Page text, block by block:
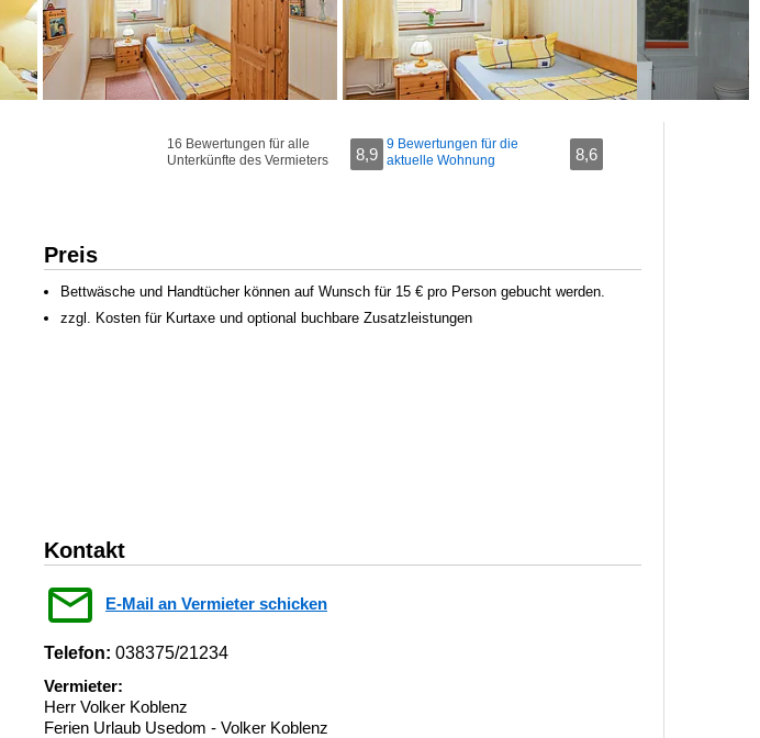
16 Bewertungen für alle
Unterkünfte des Vermieters
8,9
9 Bewertungen für die
aktuelle Wohnung
8,6
Preis
Bettwäsche und Handtücher können auf Wunsch für 15 € pro Person gebucht werden.
zzgl. Kosten für Kurtaxe und optional buchbare Zusatzleistungen
Kontakt
E-Mail an Vermieter schicken
Telefon: 038375/21234
Vermieter:
Herr Volker Koblenz
Ferien Urlaub Usedom - Volker Koblenz